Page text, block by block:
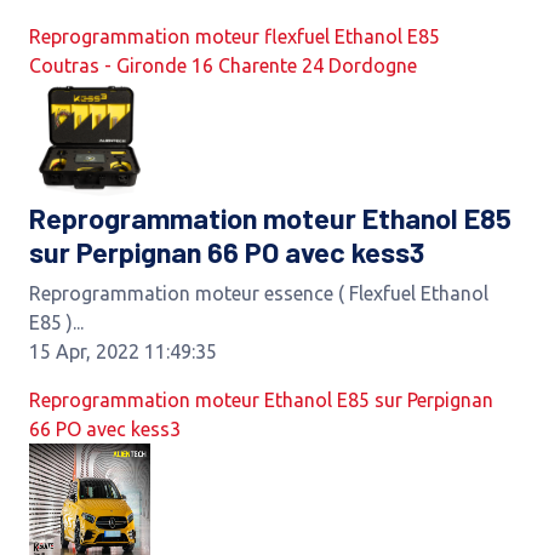
Reprogrammation moteur flexfuel Ethanol E85
Coutras - Gironde 16 Charente 24 Dordogne
Reprogrammation moteur Ethanol E85
sur Perpignan 66 PO avec kess3
Reprogrammation moteur essence ( Flexfuel Ethanol
E85 )...
15 Apr, 2022 11:49:35
Reprogrammation moteur Ethanol E85 sur Perpignan
66 PO avec kess3